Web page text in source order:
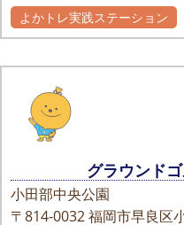
よかトレ実践ステーション
グラウンド
小田部中央公園
〒814-0032福岡市早良区